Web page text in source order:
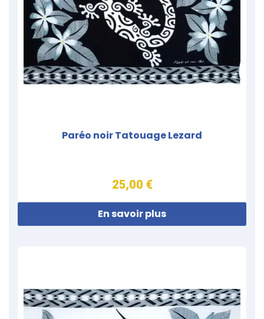
Paréo noir Tatouage Lezard
25,00 €
En savoir plus